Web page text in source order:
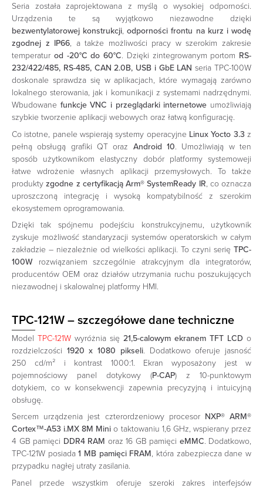
Seria została zaprojektowana z myślą o wysokiej odporności.
Urządzenia te są wyjątkowo niezawodne dzięki
bezwentylatorowej konstrukcji,odporności frontu na kurz i wodę
zgodnej z IP66, a także możliwości pracy w szerokim zakresie
temperatur od -20°C do 60°C. Dzięki zintegrowanym portom RS-
232/422/485, RS-485, CAN 2.0B, USB i GbE LAN seria TPC-100W
doskonale sprawdza się w aplikacjach, które wymagają zarówno
lokalnego sterowania, jak i komunikacji z systemami nadrzędnymi.
Wbudowane funkcje VNC i przeglądarki internetowe umożliwiają
szybkie tworzenie aplikacji webowych oraz łatwą konfigurację.
Co istotne, panele wspierają systemy operacyjne Linux Yocto 3.3 z
pełną obsługą grafiki QT oraz Android 10. Umożliwiają w ten
sposób użytkownikom elastyczny dobór platformy systemoweji
łatwe wdrożenie własnych aplikacji przemysłowych. To także
produktyzgodne z certyfikacją Arm® SystemReady IR, co oznacza
uproszczoną integrację i wysoką kompatybilność z szerokim
ekosystemem oprogramowania.
Dzięki tak spójnemu podejściu konstrukcyjnemu, użytkownik
zyskuje możliwość standaryzacji systemów operatorskich w całym
zakładzie – niezależnie od wielkości aplikacji. To czyni serię TPC-
100W rozwiązaniem szczególnie atrakcyjnym dla integratorów,
producentów OEM oraz działów utrzymania ruchu poszukujących
niezawodnej i skalowalnej platformy HMI.
TPC-121W – szczegółowe dane techniczne
Model TPC-121W wyróżnia się 21,5-calowym ekranem TFT LCD o
rozdzielczości 1920 x 1080 pikseli. Dodatkowo oferuje jasność
250 cd/m² i kontrast 1000:1. Ekran wyposażony jest w
pojemnościowy panel dotykowy (P-CAP) z 10-punktowym
dotykiem, co w konsekwencji zapewnia precyzyjną i intuicyjną
obsługę.
Sercem urządzenia jest czterordzeniowy procesor NXP® ARM®
Cortex™-A53 i.MX 8M Mini o taktowaniu 1,6 GHz, wspierany przez
4 GB pamięci DDR4 RAM oraz 16 GB pamięci eMMC. Dodatkowo,
TPC-121W posiada1 MB pamięci FRAM, która zabezpiecza dane w
przypadku nagłej utraty zasilania.
Panel przede wszystkim oferuje szeroki zakres interfejsów